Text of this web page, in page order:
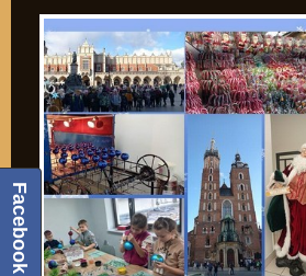
Facebook